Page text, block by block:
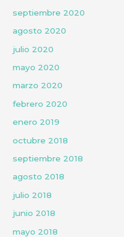
septiembre 2020
agosto 2020
julio 2020
mayo 2020
marzo 2020
febrero 2020
enero 2019
octubre 2018
septiembre 2018
agosto 2018
julio 2018
junio 2018
mayo 2018